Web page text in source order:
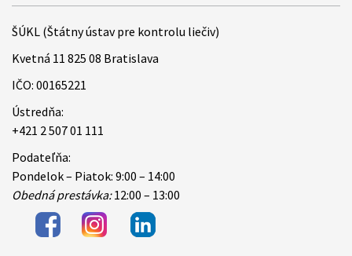
ŠÚKL (Štátny ústav pre kontrolu liečiv)
Kvetná 11 825 08 Bratislava
IČO: 00165221
Ústredňa:
+421 2 507 01 111
Podateľňa:
Pondelok – Piatok: 9:00 – 14:00
Obedná prestávka:12:00 – 13:00